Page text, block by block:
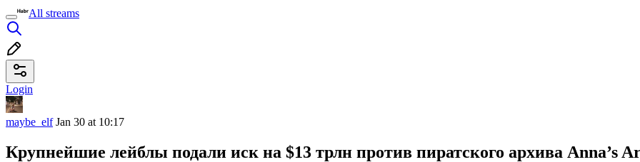
All streams
Login
maybe_elfJan 30 at 10:17
Крупнейшие лейблы подали иск на $13 трлн против пиратского архива Anna’s